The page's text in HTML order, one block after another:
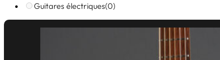
Guitares électriques(0)